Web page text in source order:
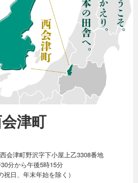
津町
会津町野沢字下小屋上乙3308番地
分から午後5時15分
祝日、年末年始を除く）